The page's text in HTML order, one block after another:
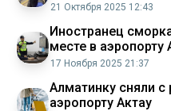
21 Октября 2025 12:43
Иностранец
месте в аэропорту
17 Ноября 2025 21:37
Алматинку сняли
аэропорту Актау